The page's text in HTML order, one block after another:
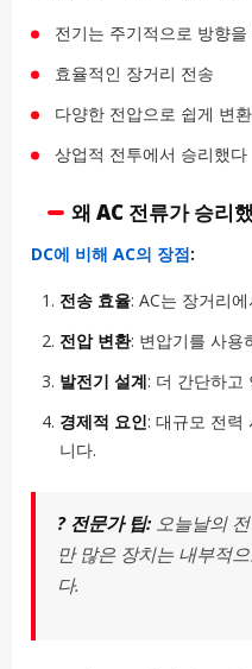
전기는 주기적으로 방향
효율적인 장거리 전송
다양한 전압으로 쉽게 변
상업적 전투에서 승리했다
왜 AC 전류가 승리
DC에 비해 AC의 장점:
전송 효율: AC는 장거리
전압 변환: 변압기를 사용
발전기 설계: 더 간단하고
경제적 요인: 대규모 전력
니다.
? 전문가 팁: 오늘날의
만 많은 장치는 내부적
다.